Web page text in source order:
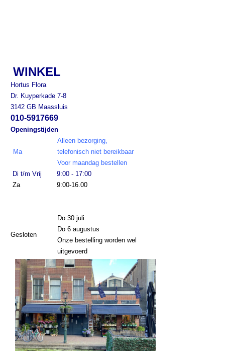
WINKEL
Hortus Flora
Dr. Kuyperkade 7-8
3142 GB Maassluis
010-5917669
Openingstijden
Ma
Alleen bezorging,
telefonisch niet bereikbaar
Voor maandag bestellen
Di t/m Vrij
9:00 - 17:00
Za
9:00-16.00
Gesloten
Do 30 juli
Do 6 augustus
Onze bestelling worden wel
uitgevoerd